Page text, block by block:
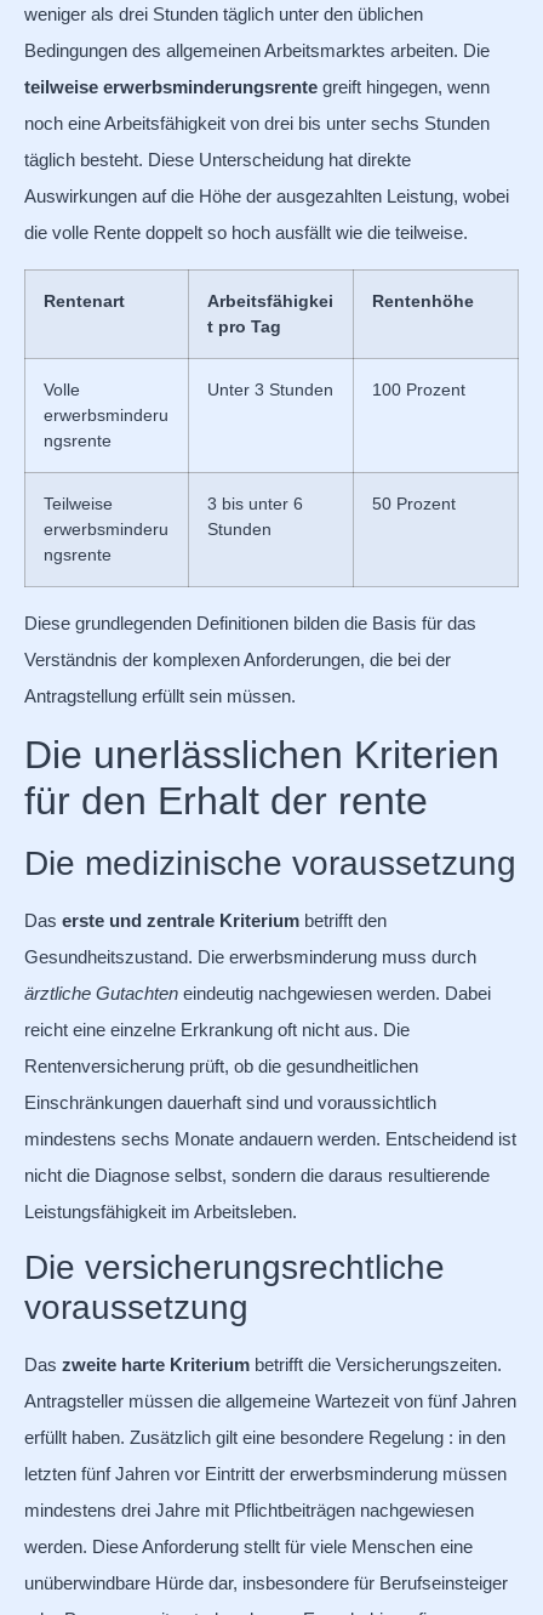
weniger als drei Stunden täglich unter den üblichen
Bedingungen des allgemeinen Arbeitsmarktes arbeiten. Die
teilweise erwerbsminderungsrente greift hingegen, wenn
noch eine Arbeitsfähigkeit von drei bis unter sechs Stunden
täglich besteht. Diese Unterscheidung hat direkte
Auswirkungen auf die Höhe der ausgezahlten Leistung, wobei
die volle Rente doppelt so hoch ausfällt wie die teilweise.
Rentenart
Arbeitsfähigkei
t pro Tag
Rentenhöhe
Volle
erwerbsminderu
ngsrente
Unter 3 Stunden 100 Prozent
Teilweise
erwerbsminderu
ngsrente
3 bis unter 6
Stunden
50 Prozent
Diese grundlegenden Definitionen bilden die Basis für das
Verständnis der komplexen Anforderungen, die bei der
Antragstellung erfüllt sein müssen.
Die unerlässlichen Kriterien
für den Erhalt der rente
Die medizinische voraussetzung
Das erste und zentrale Kriterium betrifft den
Gesundheitszustand. Die erwerbsminderung muss durch
ärztliche Gutachten eindeutig nachgewiesen werden. Dabei
reicht eine einzelne Erkrankung oft nicht aus. Die
Rentenversicherung prüft, ob die gesundheitlichen
Einschränkungen dauerhaft sind und voraussichtlich
mindestens sechs Monate andauern werden. Entscheidend ist
nicht die Diagnose selbst, sondern die daraus resultierende
Leistungsfähigkeit im Arbeitsleben.
Die versicherungsrechtliche
voraussetzung
Das zweite harte Kriterium betrifft die Versicherungszeiten.
Antragsteller müssen die allgemeine Wartezeit von fünf Jahren
erfüllt haben. Zusätzlich gilt eine besondere Regelung : in den
letzten fünf Jahren vor Eintritt der erwerbsminderung müssen
mindestens drei Jahre mit Pflichtbeiträgen nachgewiesen
werden. Diese Anforderung stellt für viele Menschen eine
unüberwindbare Hürde dar, insbesondere für Berufseinsteiger